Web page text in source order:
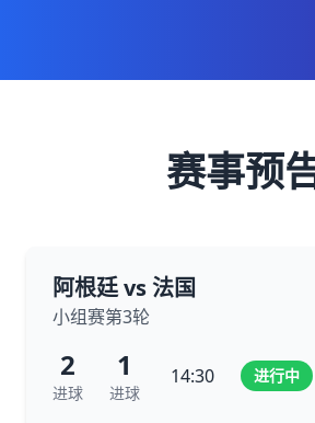
赛事预
阿根廷 vs 法国
小组赛第3轮
2
进球
1
进球
14:30 进行中